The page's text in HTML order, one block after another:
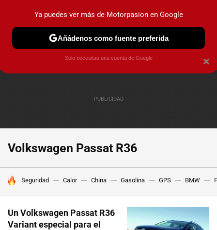
PRUEBAS COCHES ELÉCTRICOS OBSERVATORIO
Volkswagen Passat R36
HOY SE HABLA DE
Seguridad Calor China Gasolina GPS BMW
Un Volkswagen Passat R36
Variant especial para el
×
Ya puedes ver más de Motorpasion en Google
Añádenos como fuente preferida
Solo necesitas una cuenta de Google